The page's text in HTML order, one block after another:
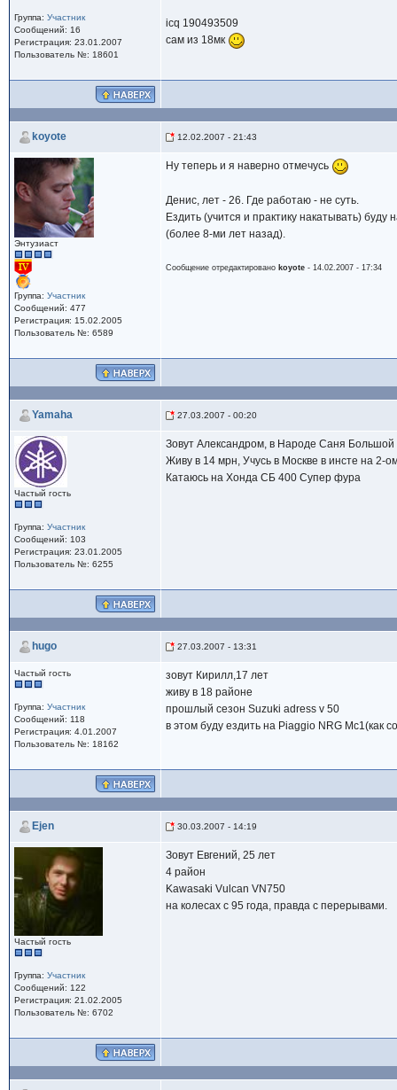
Группа: Участник
Сообщений: 16
Регистрация: 23.01.2007
Пользователь №: 18601
icq 190493509
сам из 18мк
koyote 12.02.2007 - 21:43
Энтузиаст
Группа: Участник
Сообщений: 477
Регистрация: 15.02.2005
Пользователь №: 6589
Ну теперь и я наверно отмечусь
Денис, лет - 26. Где работаю - не суть.
Ездить (учится и практику накатывать)
(более 8-ми лет назад).
Сообщение отредактировано koyote- 14.02.2007 - 17:34
Yamaha 27.03.2007 - 00:20
Частый гость
Группа: Участник
Сообщений: 103
Регистрация: 23.01.2005
Пользователь №: 6255
Зовут Александром, в Народе Саня Большой
Живу в 14 мрн, Учусь в Москве в инсте на 2-
Катаюсь на Хонда СБ 400 Супер фура
hugo 27.03.2007 - 13:31
Частый гость
Группа: Участник
Сообщений: 118
Регистрация: 4.01.2007
Пользователь №: 18162
зовут Кирилл,17 лет
живу в 18 районе
прошлый сезон Suzuki adress v 50
в этом буду ездить на Piaggio NRG Mc1(как
Ejen 30.03.2007 - 14:19
Частый гость
Группа: Участник
Сообщений: 122
Регистрация: 21.02.2005
Пользователь №: 6702
Зовут Евгений, 25 лет
4 район
Kawasaki Vulcan VN750
на колесах с 95 года, правда с перерывами.